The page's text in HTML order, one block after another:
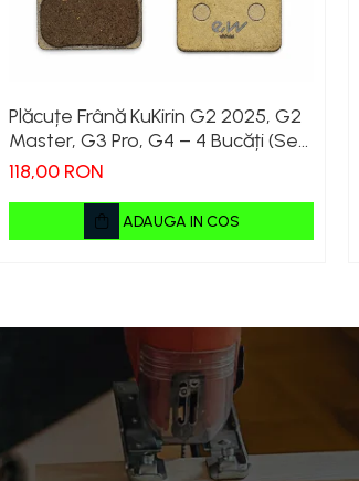
Plăcuțe Frână KuKirin G2 2025, G2
Master, G3 Pro, G4 – 4 Bucăți (Set
118,00 RON
ADAUGA IN COS